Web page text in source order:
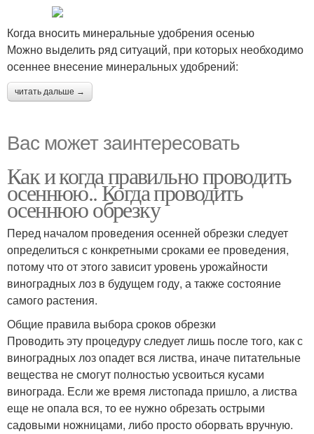
Когда вносить минеральные удобрения осенью
Можно выделить ряд ситуаций, при которых необходимо
осеннее внесение минеральных удобрений:
читать дальше →
Вас может заинтересовать
Как и когда правильно проводить
осеннюю.. Когда проводить
осеннюю обрезку
Перед началом проведения осенней обрезки следует
определиться с конкретными сроками ее проведения,
потому что от этого зависит уровень урожайности
виноградных лоз в будущем году, а также состояние
самого растения.
Общие правила выбора сроков обрезки
Проводить эту процедуру следует лишь после того, как с
виноградных лоз опадет вся листва, иначе питательные
вещества не смогут полностью усвоиться кусами
винограда. Если же время листопада пришло, а листва
еще не опала вся, то ее нужно обрезать острыми
садовыми ножницами, либо просто оборвать вручную.